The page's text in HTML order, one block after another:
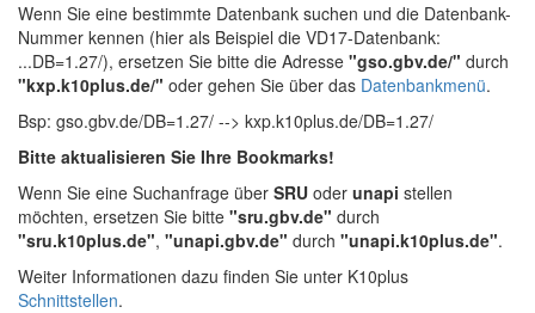
Wenn Sie eine bestimmte Datenbank suchen und die Datenbank-
Nummer kennen (hier als Beispiel die VD17-Datenbank:
...DB=1.27/), ersetzen Sie bitte die Adresse "gso.gbv.de/" durch
"kxp.k10plus.de/" oder gehen Sie über das Datenbankmenü.
Bsp: gso.gbv.de/DB=1.27/ --> kxp.k10plus.de/DB=1.27/
Bitte aktualisieren Sie Ihre Bookmarks!
Wenn Sie eine Suchanfrage über SRU oder unapi stellen
möchten, ersetzen Sie bitte "sru.gbv.de" durch
"sru.k10plus.de", "unapi.gbv.de" durch "unapi.k10plus.de".
Weiter Informationen dazu finden Sie unter K10plus
Schnittstellen.